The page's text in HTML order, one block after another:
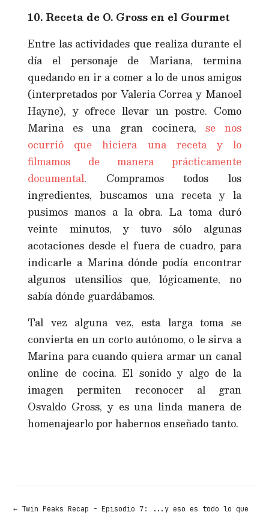
10. Receta de O. Gross en el Gourmet
Entre las actividades que realiza durante el
día el personaje de Mariana, termina
quedando en ir a comer a lo de unos amigos
(interpretados por Valeria Correa y Manoel
Hayne), y ofrece llevar un postre. Como
Marina es una gran cocinera, se nos
ocurrió que hiciera una receta y lo
filmamos de manera prácticamente
documental. Compramos todos los
ingredientes, buscamos una receta y la
pusimos manos a la obra. La toma duró
veinte minutos, y tuvo sólo algunas
acotaciones desde el fuera de cuadro, para
indicarle a Marina dónde podía encontrar
algunos utensilios que, lógicamente, no
sabía dónde guardábamos.
Tal vez alguna vez, esta larga toma se
convierta en un corto autónomo, o le sirva a
Marina para cuando quiera armar un canal
online de cocina. El sonido y algo de la
imagen permiten reconocer al gran
Osvaldo Gross, y es una linda manera de
homenajearlo por habernos enseñado tanto.
← Twin Peaks Recap - Episodio 7: ...y eso es todo lo que